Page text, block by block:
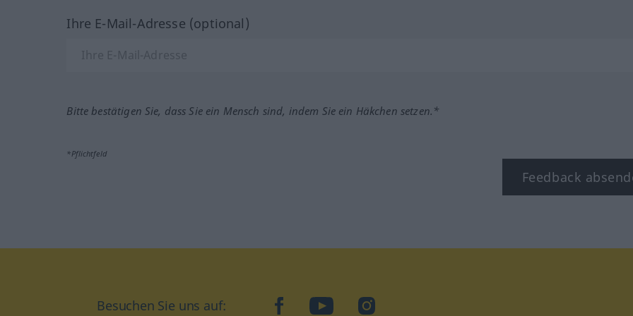
Ihre E-Mail-Adresse (optional)
Bitte bestätigen Sie, dass Sie ein Mensch sind, indem Sie ein Häkchen setzen.*
*Pflichtfeld
Feedback
Besuchen Sie uns auf: facebookYouTubeInstagram